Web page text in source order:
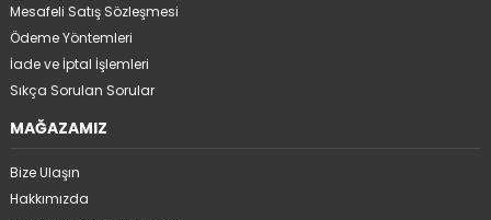
Mesafeli Satış Sözleşmesi
Ödeme Yöntemleri
İade ve İptal İşlemleri
Sıkça Sorulan Sorular
MAĞAZAMIZ
Bize Ulaşın
Hakkımızda